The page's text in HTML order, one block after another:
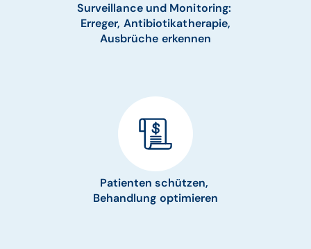
Surveillance und Monitoring:
Erreger, Antibiotikatherapie,
Ausbrüche erkennen
Patienten schützen,
Behandlung optimieren